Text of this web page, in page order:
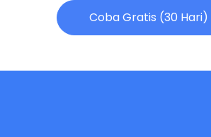
Coba Gratis (30 Hari)